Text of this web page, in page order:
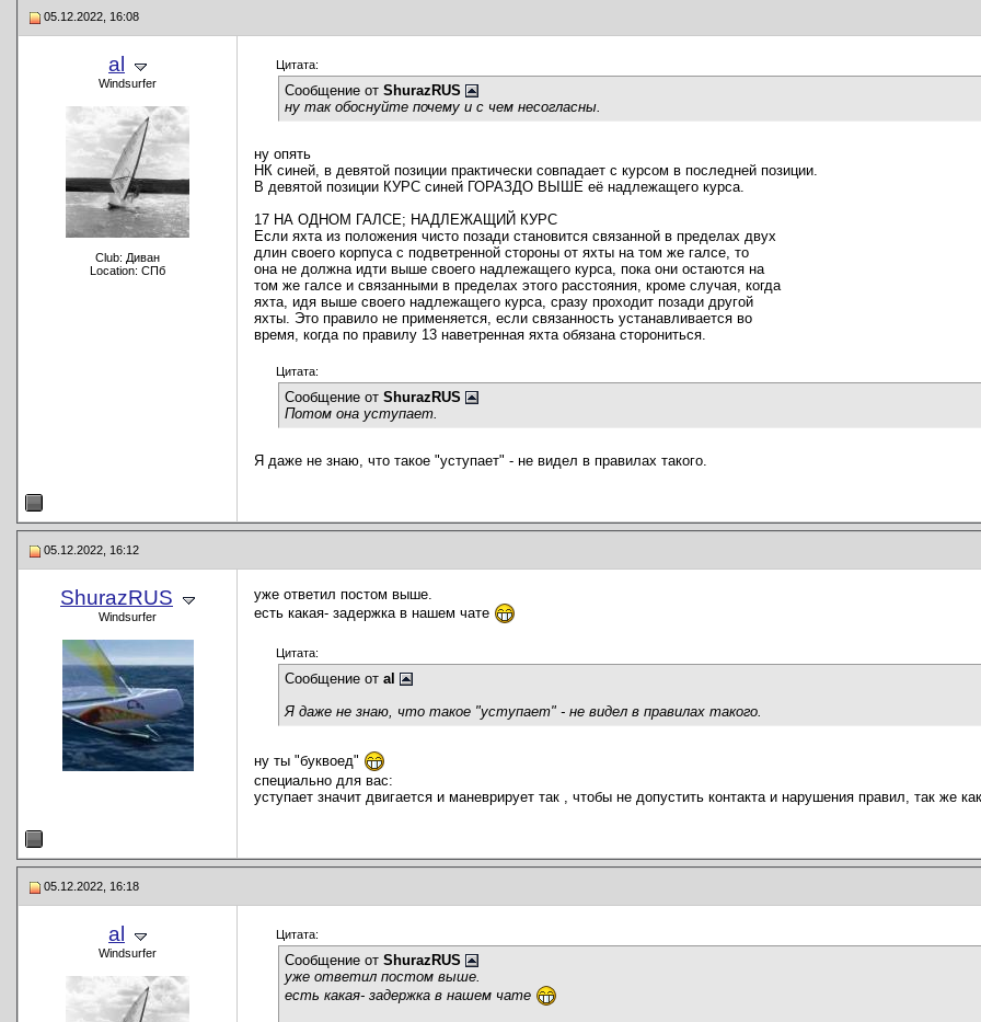
05.12.2022, 16:08
al
Windsurfer
Club: Диван
Location: СПб
Цитата:
Сообщение от ShurazRUS
ну так обоснуйте почему и с чем несогласны.
ну опять
НК синей, в девятой позиции практически совпадает с курсом в последней позиции.
В девятой позиции КУРС синей ГОРАЗДО ВЫШЕ её надлежащего курса.
17 НА ОДНОМ ГАЛСЕ; НАДЛЕЖАЩИЙ КУРС
Если яхта из положения чисто позади становится связанной в пределах двух
длин своего корпуса с подветренной стороны от яхты на том же галсе, то
она не должна идти выше своего надлежащего курса, пока они остаются на
том же галсе и связанными в пределах этого расстояния, кроме случая, когда
яхта, идя выше своего надлежащего курса, сразу проходит позади другой
яхты. Это правило не применяется, если связанность устанавливается во
время, когда по правилу 13 наветренная яхта обязана сторониться.
Цитата:
Сообщение от ShurazRUS
Потом она уступает.
Я даже не знаю, что такое "уступает" - не видел в правилах такого.
05.12.2022, 16:12
ShurazRUS
Windsurfer
уже ответил постом выше.
есть какая- задержка в нашем чате
Цитата:
Сообщение от al
Я даже не знаю, что такое "уступает" - не видел в правилах такого.
ну ты "буквоед"
специально для вас:
уступает значит двигается и маневрирует так , чтобы не допустить контакта и нарушения правил, так же
05.12.2022, 16:18
al
Windsurfer
Цитата:
Сообщение от ShurazRUS
уже ответил постом выше.
есть какая- задержка в нашем чате